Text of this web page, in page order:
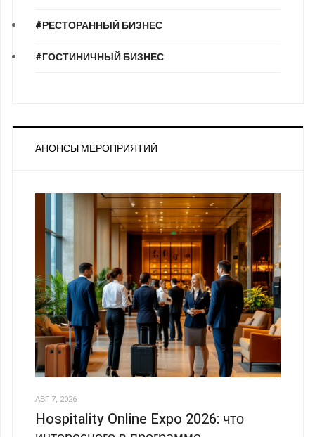
#РЕСТОРАННЫЙ БИЗНЕС
#ГОСТИНИЧНЫЙ БИЗНЕС
АНОНСЫ МЕРОПРИЯТИЙ
АВГ 7, 2026
Hospitality Online Expo 2026: что